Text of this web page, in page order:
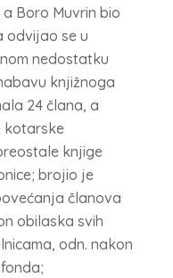
Boro Muvrin bio
odvijao se u
nedostatku
knjižnoga
24 člana, a
kotarske
knjige
brojio je
članova
obilaska svih
odn. nakon